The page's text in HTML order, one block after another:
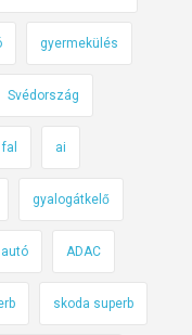
gyermekülés
Svédország
ai
gyalogátkelő
ADAC
skoda superb